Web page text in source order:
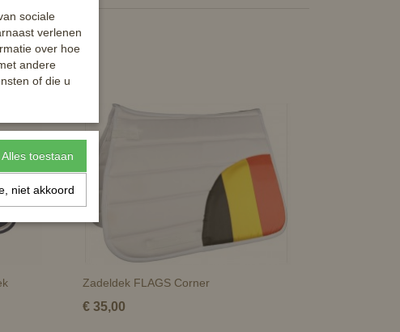
Zadeldek FLAGS Corner
€ 35,00
sociale
verlenen
over hoe
andere
of die u
Alles toestaan
niet akkoord